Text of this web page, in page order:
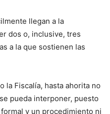
llegan a la
dos o, inclusive, tres
a la que sostienen las
la Fiscalía, hasta ahorita no
pueda interponer, puesto
y un procedimiento ni